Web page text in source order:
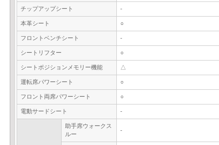
チップアップシート -
本革シート ○
フロントベンチシート -
シートリフター ○
シートポジションメモリー機能 △
運転席パワーシート ○
フロント両席パワーシート ○
電動サードシート -
助手席ウォークス
ルー
-